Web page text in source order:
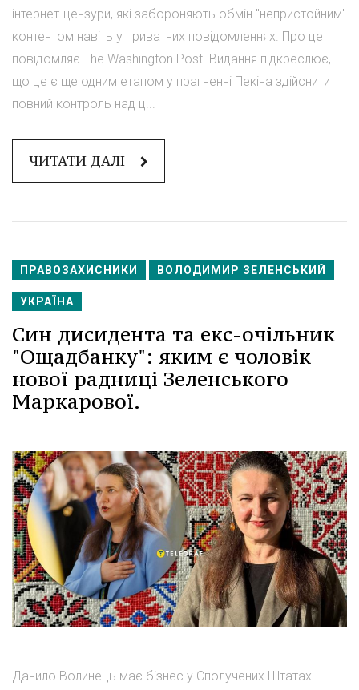
інтернет-цензури, які забороняють обмін "непристойним"
контентом навіть у приватних повідомленнях. Про це
повідомляє The Washington Post. Видання підкреслює,
що це є ще одним етапом у прагненні Пекіна здійснити
повний контроль над ц...
ЧИТАТИ ДАЛІ
ПРАВОЗАХИСНИКИ ВОЛОДИМИР ЗЕЛЕНСЬКИЙ
УКРАЇНА
Син дисидента та екс-очільник
"Ощадбанку": яким є чоловік
нової радниці Зеленського
Маркарової.
Данило Волинець має бізнес у Сполучених Штатах